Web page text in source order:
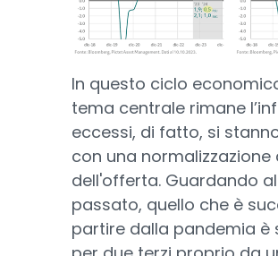
In questo ciclo
tema centrale rimane
eccessi, di fatto, si
con una normalizzazione
dell'offerta. Guardando
passato, quello che è
partire dalla pandemia